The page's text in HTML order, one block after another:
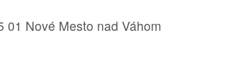
01 Nové Mesto nad Váhom